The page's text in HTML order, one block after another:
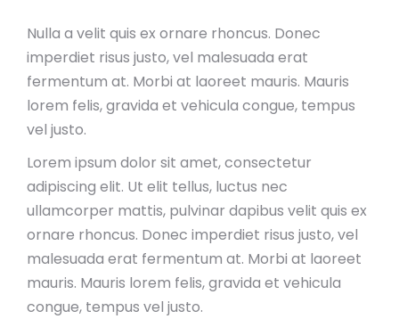
Nulla a velit quis ex ornare rhoncus. Donec
imperdiet risus justo, vel malesuada erat
fermentum at. Morbi at laoreet mauris. Mauris
lorem felis, gravida et vehicula congue, tempus
vel justo.
Lorem ipsum dolor sit amet, consectetur
adipiscing elit. Ut elit tellus, luctus nec
ullamcorper mattis, pulvinar dapibus velit quis ex
ornare rhoncus. Donec imperdiet risus justo, vel
malesuada erat fermentum at. Morbi at laoreet
mauris. Mauris lorem felis, gravida et vehicula
congue, tempus vel justo.